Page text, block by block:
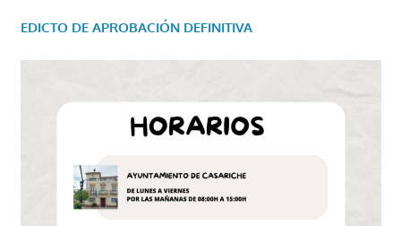
EDICTO DE APROBACIÓN DEFINITIVA